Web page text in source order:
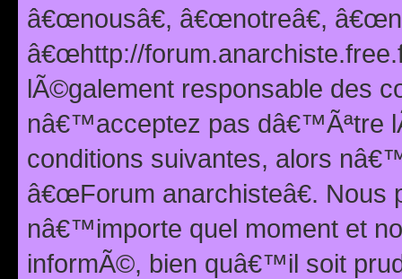
â€œnousâ€, â€œnotreâ€,
â€œhttp://
lÃ©galement responsable des
nâ€™acceptez pas dâ€™Ãªtre
conditions suivantes, alors
â€œForum anarchisteâ€.
nâ€™importe quel moment et
informÃ©, bien quâ€™il soit